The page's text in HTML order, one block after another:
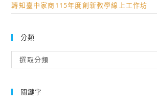
轉知臺中家商115年度創新教學線上工作坊
分類
類
選取分類
關鍵字